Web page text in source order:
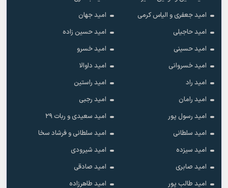
امید جعفری و الیاس کرمی
امید جهان
امید حاجیلی
امید حسین زاده
امید حسینی
امید خسرو
امید خسروانی
امید داوالا
امید راد
امید راستین
امید رامان
امید رجبی
امید رسول پور
امید سعیدی و ربات ۲۹
امید سلطانی
امید سلطانی و فرشاد سخا
امید سیزده
امید شیرودی
امید صابری
امید صادقی
امید طالب پور
امید طاهرزاده